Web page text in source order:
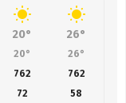
20° 26°
20° 26°
762 762
72
58